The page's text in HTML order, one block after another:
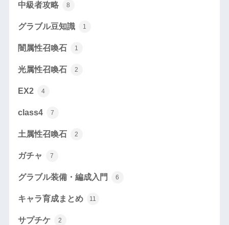
中級者攻略 8
グラブル豆知識 1
闇属性召喚石 1
光属性召喚石 2
EX2 4
class4 7
土属性召喚石 2
ガチャ 7
グラブル装備・編成入門 6
キャラ育成まとめ 11
サプチケ 2